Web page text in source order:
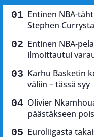
Entinen NBA-
Stephen Currysta
Entinen NBA-
ilmoittautui
Karhu Basketin
väliin – tässä syy
Olivier
päästäkseen
Euroliigasta